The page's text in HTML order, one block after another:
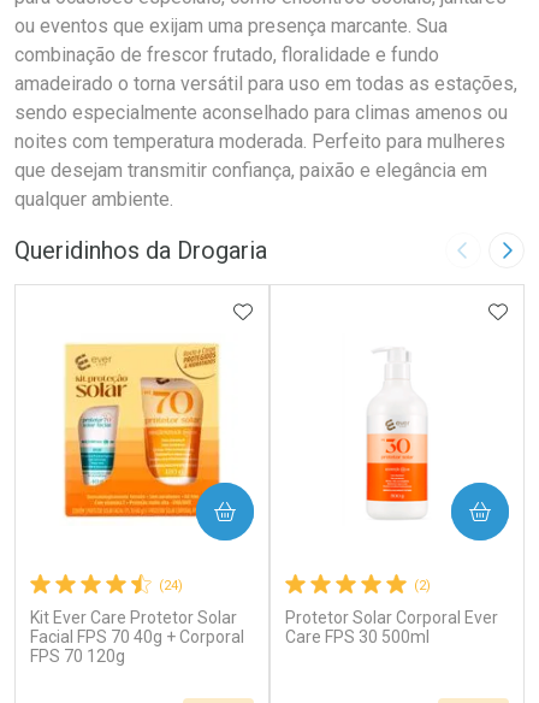
ou eventos que exijam uma presença marcante. Sua
combinação de frescor frutado, floralidade e fundo
amadeirado o torna versátil para uso em todas as estações,
sendo especialmente aconselhado para climas amenos ou
noites com temperatura moderada. Perfeito para mulheres
que desejam transmitir confiança, paixão e elegância em
qualquer ambiente.
Queridinhos da Drogaria Imagem
(24)
Kit Ever Care Protetor Solar
Facial FPS 70 40g + Corporal
FPS 70 120g
ADICIONAR AOS FAVORITOS
COMPRAR
(2)
Protetor Solar Corporal Ever
Care FPS 30 500ml
COMPRAR